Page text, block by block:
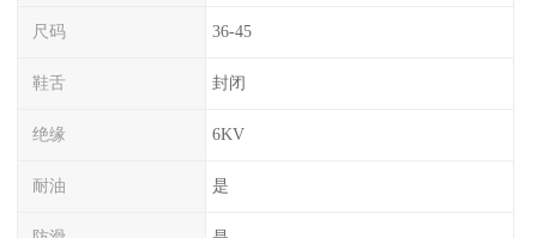
尺码 36-45
鞋舌 封闭
绝缘 6KV
耐油 是